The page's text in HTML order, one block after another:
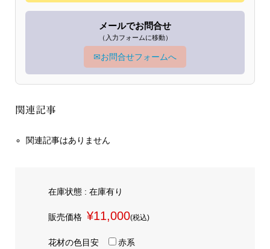
メールでお問合せ
（入力フォームに移動）
✉お問合せフォームへ
関連記事
関連記事はありません
在庫状態 : 在庫有り
販売価格 ¥11,000(税込)
花材の色目安
赤系